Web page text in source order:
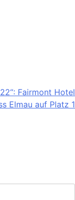
Fairmont Hotel
Elmau auf Platz 1